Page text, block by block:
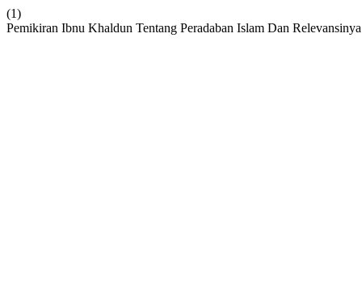
(1)
Pemikiran Ibnu Khaldun Tentang Peradaban Islam Dan